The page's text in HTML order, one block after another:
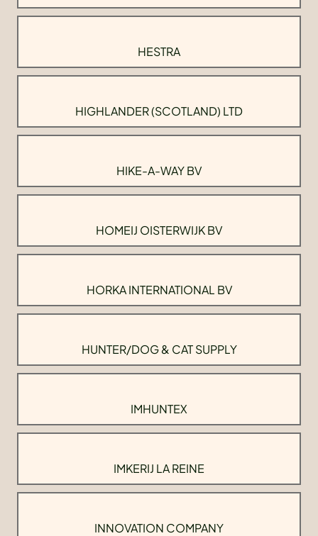
HESTRA
HIGHLANDER (SCOTLAND) LTD
HIKE-A-WAY BV
HOMEIJ OISTERWIJK BV
HORKA INTERNATIONAL BV
HUNTER/DOG & CAT SUPPLY
IMHUNTEX
IMKERIJ LA REINE
INNOVATION COMPANY